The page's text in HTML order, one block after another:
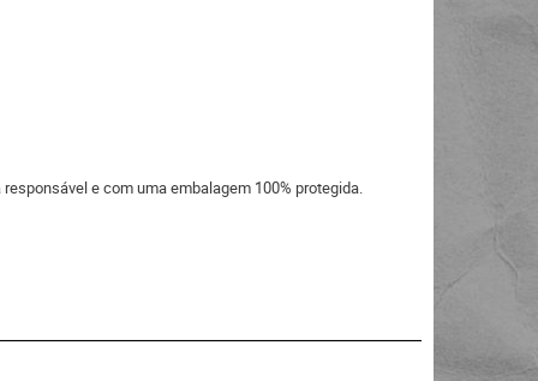
e com uma embalagem 100% protegida.